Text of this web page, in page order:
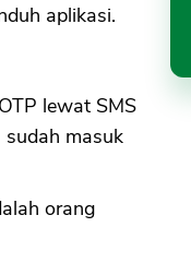
aplikasi.
lewat SMS
sudah masuk
orang